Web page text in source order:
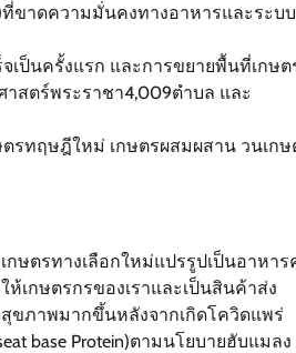
ที่ขาดความมั่นคงทางอาหารและระบบ
เป็นครั้งแรก และการขยายพื้นที่เกษต
สตร์พระราชา4,009ตำบล และ
รทฤษฎีใหม่ เกษตรผสมผสาน วนเกษ
กษตรทางเลือกใหม่แปรรูปเป็นอาหา
เกษตรกรของเราและเป็นสินค้าส่ง
สุขภาพมากขึ้นหลังจากเกิดโควิดแพร่
base Protein)ตามนโยบายฮับแมลง